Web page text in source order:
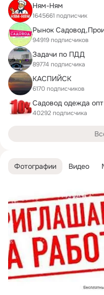
Фотографии Видео
Ням-Ням
1645661 подписчик
94919 подписчиков
Задачи по ПДД
89774 подписчика
КАСПИЙСК
6170 подписчиков
Садовод одежда
40292 подписчика